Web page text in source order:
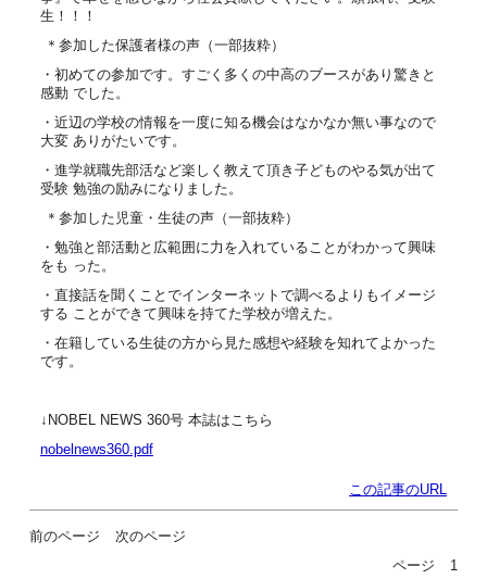
生！！！
＊参加した保護者様の声（一部抜粋）
・初めての参加です。すごく多くの中高のブースがあり驚きと
感動 でした。
・近辺の学校の情報を一度に知る機会はなかなか無い事なので
大変 ありがたいです。
・進学就職先部活など楽しく教えて頂き子どものやる気が出て
受験 勉強の励みになりました。
＊参加した児童・生徒の声（一部抜粋）
・勉強と部活動と広範囲に力を入れていることがわかって興味
をも った。
・直接話を聞くことでインターネットで調べるよりもイメージ
する ことができて興味を持てた学校が増えた。
・在籍している生徒の方から見た感想や経験を知れてよかった
です。
↓NOBEL NEWS 360号 本誌はこちら
nobelnews360.pdf
この記事のURL
前のページ
次のページ
ページ
1